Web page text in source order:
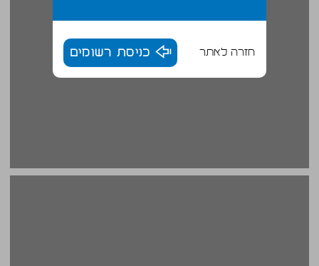
חזרה לאתר כניסת רשומים